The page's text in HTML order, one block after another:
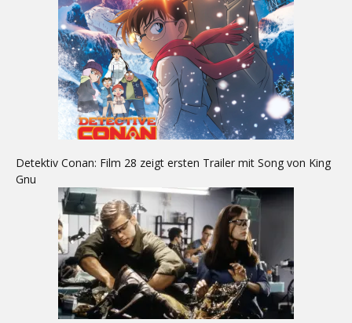
Detektiv Conan: Film 28 zeigt ersten Trailer mit Song von King
Gnu